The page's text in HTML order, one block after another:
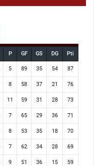
P GF GS DG Pti
5 89 35 54 87
8 58 37 21 76
11 59 31 28 73
7 65 29 36 71
8 53 35 18 70
7 62 34 28 69
9 51 36 15 59